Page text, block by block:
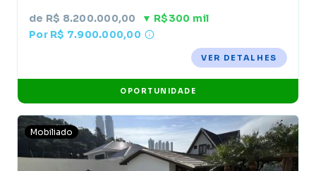
de R$ 8.200.000,00
▼ R$300 mil
Por R$ 7.900.000,00
VER DETALHES
OPORTUNIDADE
Mobiliado